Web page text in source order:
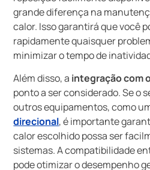
grande diferença na
calor. Isso garantirá que você
rapidamente quaisquer
minimizar o tempo de
Além disso, a integração com
ponto a ser considerado. Se o
outros equipamentos, como
direcional, é importante
calor escolhido possa ser
sistemas. A compatibilidade
pode otimizar o desempenho